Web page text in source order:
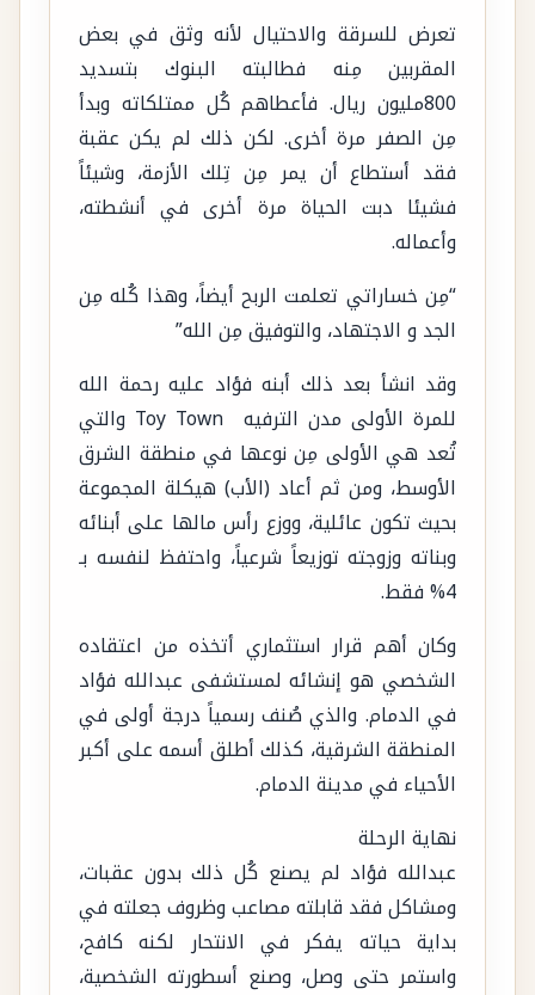
تعرض للسرقة والاحتيال لأنه وثق في بعض
المقربين مِنه فطالبته البنوك بتسديد
800مليون ريال. فأعطاهم كُل ممتلكاته وبدأ
مِن الصفر مرة أخرى. لكن ذلك لم يكن عقبة
فقد أستطاع أن يمر مِن تِلك الأزمة، وشيئاً
فشيئا دبت الحياة مرة أخرى في أنشطته،
وأعماله.
“مِن خساراتي تعلمت الربح أيضاً، وهذا كُله مِن
الجد و الاجتهاد، والتوفيق مِن الله”
وقد انشأ بعد ذلك أبنه فؤاد عليه رحمة الله
للمرة الأولى مدن الترفيه Toy Town والتي
تُعد هي الأولى مِن نوعها في منطقة الشرق
الأوسط، ومن ثم أعاد (الأب) هيكلة المجموعة
بحيث تكون عائلية، ووزع رأس مالها على أبنائه
وبناته وزوجته توزيعاً شرعياً، واحتفظ لنفسه بـ
4% فقط.
وكان أهم قرار استثماري أتخذه من اعتقاده
الشخصي هو إنشائه لمستشفى عبدالله فؤاد
في الدمام. والذي صُنف رسمياً درجة أولى في
المنطقة الشرقية، كذلك أطلق أسمه على أكبر
الأحياء في مدينة الدمام.
نهاية الرحلة
عبدالله فؤاد لم يصنع كُل ذلك بدون عقبات،
ومشاكل فقد قابلته مصاعب وظروف جعلته في
بداية حياته يفكر في الانتحار لكنه كافح،
واستمر حتى وصل، وصنع أسطورته الشخصية،